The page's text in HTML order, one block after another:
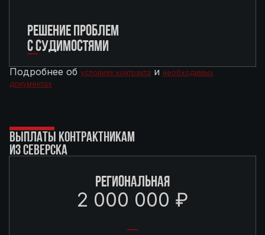
РЕШЕНИЕ ПРОБЛЕМ
С СУДИМОСТЯМИ
Подробнее об условиях контракта и необходимых
документах
ВЫПЛАТЫ КОНТРАКТНИКАМ
ИЗ СЕВЕРСКА
РЕГИОНАЛЬНАЯ
2 000 000 ₽